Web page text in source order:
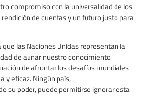
compromiso con la universalidad de los
de cuentas y un futuro justo para
que las Naciones Unidas representan la
de aunar nuestro conocimiento
de afrontar los desafíos mundiales
y eficaz. Ningún país,
su poder, puede permitirse ignorar esta